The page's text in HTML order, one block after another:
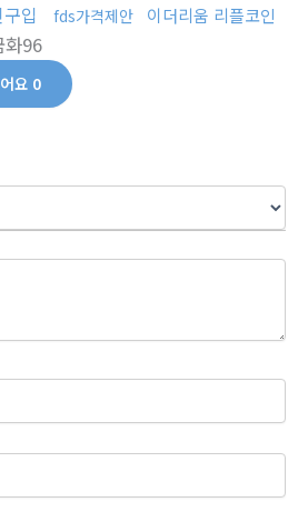
입 fds가격제안
이더리움 리플코인
화96
요 0